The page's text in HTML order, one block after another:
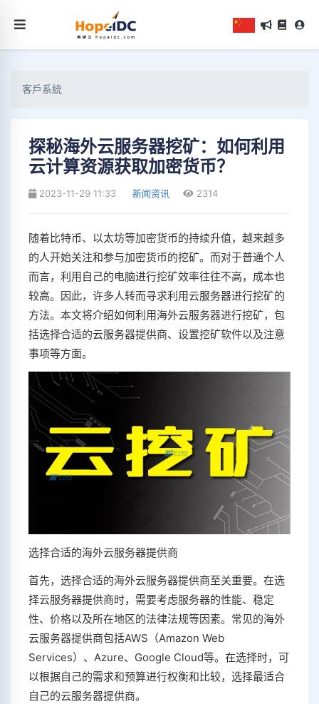
客戶系統
探秘海外云服务器挖矿：如何利用
云计算资源获取加密货币？
2023-11-29 11:33 新闻资讯 2314
随着比特币、以太坊等加密货币的持续升值，越来越多
的人开始关注和参与加密货币的挖矿。而对于普通个人
而言，利用自己的电脑进行挖矿效率往往不高，成本也
较高。因此，许多人转而寻求利用云服务器进行挖矿的
方法。本文将介绍如何利用海外云服务器进行挖矿，包
括选择合适的云服务器提供商、设置挖矿软件以及注意
事项等方面。
选择合适的海外云服务器提供商
首先，选择合适的海外云服务器提供商至关重要。在选
择云服务器提供商时，需要考虑服务器的性能、稳定
性、价格以及所在地区的法律法规等因素。常见的海外
云服务器提供商包括AWS（Amazon Web
Services）、Azure、Google Cloud等。在选择时，可
以根据自己的需求和预算进行权衡和比较，选择最适合
自己的云服务器提供商。